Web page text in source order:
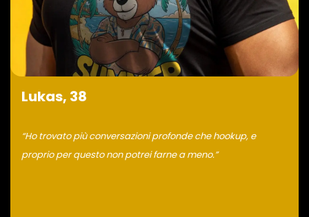
Lukas, 38
“Ho trovato più conversazioni profonde che hookup, e
proprio per questo non potrei farne a meno.”